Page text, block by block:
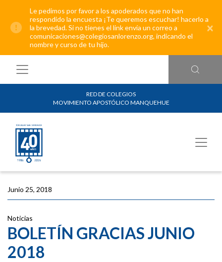
Le pedimos por favor a los apoderados que no han
respondido la encuesta ¡Te queremos escuchar! hacerlo a
la brevedad. Si no tienes el link envía un correo a
comunicaciones@colegiosanlorenzo.org, indicando el
nombre y curso de tu hijo.
×
RED DE COLEGIOS
MOVIMIENTO APOSTÓLICO MANQUEHUE
Junio 25, 2018
Noticias
BOLETÍN GRACIAS JUNIO
2018